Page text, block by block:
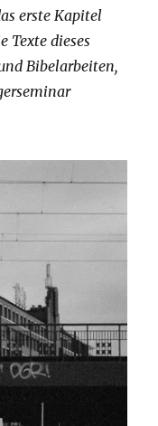
erste Kapitel
Texte dieses
Bibelarbeiten,